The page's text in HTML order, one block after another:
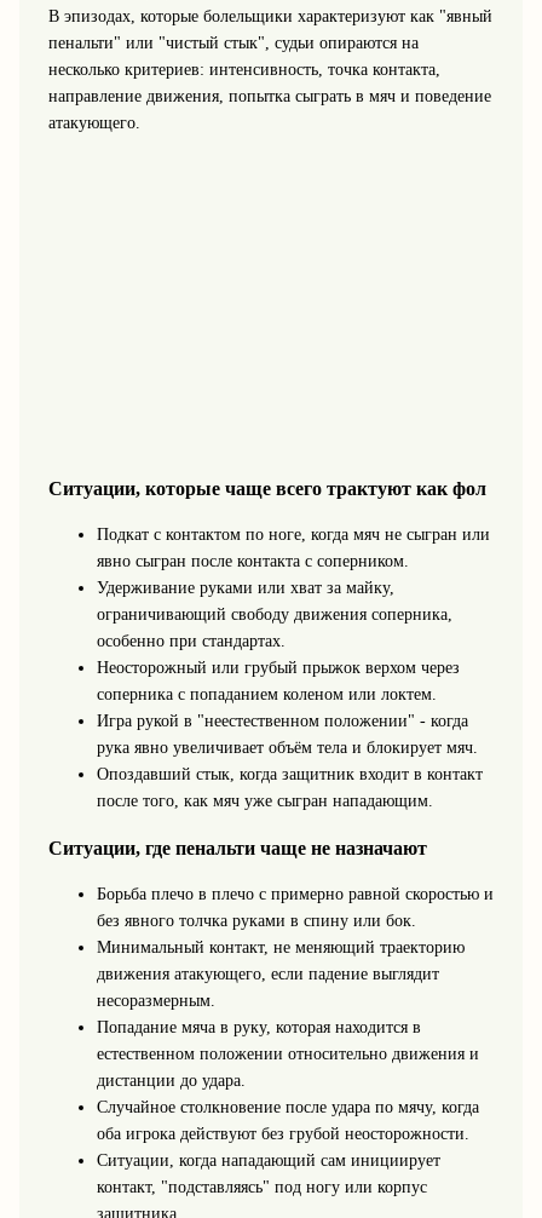
В эпизодах, которые болельщики характеризуют как "явный
пенальти" или "чистый стык", судьи опираются на
несколько критериев: интенсивность, точка контакта,
направление движения, попытка сыграть в мяч и поведение
атакующего.
Ситуации, которые чаще всего трактуют как фол
Подкат с контактом по ноге, когда мяч не сыгран или
явно сыгран после контакта с соперником.
Удерживание руками или хват за майку,
ограничивающий свободу движения соперника,
особенно при стандартах.
Неосторожный или грубый прыжок верхом через
соперника с попаданием коленом или локтем.
Игра рукой в "неестественном положении" - когда
рука явно увеличивает объём тела и блокирует мяч.
Опоздавший стык, когда защитник входит в контакт
после того, как мяч уже сыгран нападающим.
Ситуации, где пенальти чаще не назначают
Борьба плечо в плечо с примерно равной скоростью и
без явного толчка руками в спину или бок.
Минимальный контакт, не меняющий траекторию
движения атакующего, если падение выглядит
несоразмерным.
Попадание мяча в руку, которая находится в
естественном положении относительно движения и
дистанции до удара.
Случайное столкновение после удара по мячу, когда
оба игрока действуют без грубой неосторожности.
Ситуации, когда нападающий сам инициирует
контакт, "подставляясь" под ногу или корпус
защитника.